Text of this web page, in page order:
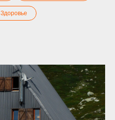
Здоровье